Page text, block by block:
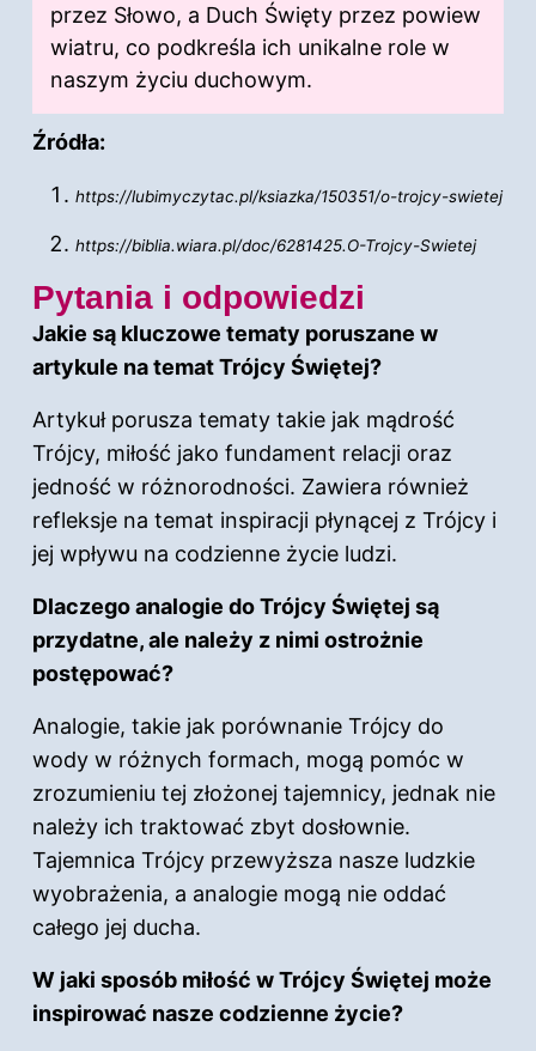
przez Słowo, a Duch Święty przez powiew
wiatru, co podkreśla ich unikalne role w
naszym życiu duchowym.
Źródła:
https://lubimyczytac.pl/ksiazka/150351/o-trojcy-swietej
https://biblia.wiara.pl/doc/6281425.O-Trojcy-Swietej
Pytania i odpowiedzi
Jakie są kluczowe tematy poruszane w
artykule na temat Trójcy Świętej?
Artykuł porusza tematy takie jak mądrość
Trójcy, miłość jako fundament relacji oraz
jedność w różnorodności. Zawiera również
refleksje na temat inspiracji płynącej z Trójcy i
jej wpływu na codzienne życie ludzi.
Dlaczego analogie do Trójcy Świętej są
przydatne, ale należy z nimi ostrożnie
postępować?
Analogie, takie jak porównanie Trójcy do
wody w różnych formach, mogą pomóc w
zrozumieniu tej złożonej tajemnicy, jednak nie
należy ich traktować zbyt dosłownie.
Tajemnica Trójcy przewyższa nasze ludzkie
wyobrażenia, a analogie mogą nie oddać
całego jej ducha.
W jaki sposób miłość w Trójcy Świętej może
inspirować nasze codzienne życie?